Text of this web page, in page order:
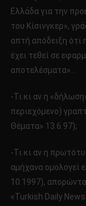
Ελλάδα για την
του Κίσινγκερ»,
απτή απόδειξη ότι
έχει τεθεί σε
αποτελέσματα»…
-Τι κι αν η
περιεχόμενο)
Θέματα» 13.6.97);
-Τι κι αν η
αμήχανα ομολογεί
10.1997),
«Turkish Daily